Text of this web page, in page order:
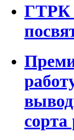
ГТРК
сорта